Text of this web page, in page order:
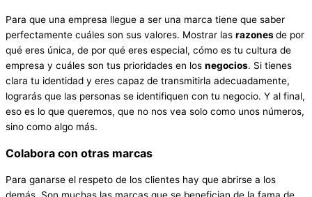
Para que una empresa llegue a ser una marca tiene que saber
perfectamente cuáles son sus valores. Mostrar las razonesde por
qué eres única, de por qué eres especial, cómo es tu cultura de
empresa y cuáles son tus prioridades en los negocios. Si tienes
clara tu identidad y eres capaz de transmitirla adecuadamente,
lograrás que las personas se identifiquen con tu negocio. Y al final,
eso es lo que queremos, que no nos vea solo como unos números,
sino como algo más.
Colabora con otras marcas
Para ganarse el respeto de los clientes hay que abrirse a los